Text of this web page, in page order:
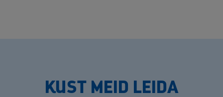
KUST MEID LEIDA